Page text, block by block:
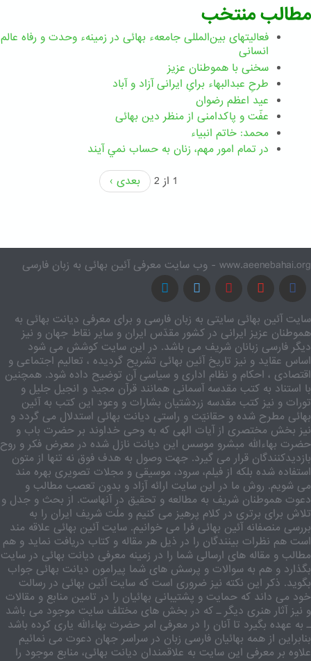
مطالب منتخب
فعالیتهای بین‌المللی جامعهء بهائی در زمینهء وحدت و رفاه عالم
انسانی
سخنی با هموطنان عزیز
طرحِ عبدالبهاء برایِ ایرانی آزاد و آباد
عید اعظم رضوان
عفّت و پاکدامنی از منظر دین بهائی
محمد: خاتم انبیاء
در تمام امور مهم،‌ زنان به حساب نمي آيند
1 از 2
بعدی ›
www.aeenebahai.org - وب سایت معرفی آئین بهائی به زبان فارسی
سایت آئین بهائی سایتی به زبان فارسی و برای معرفی دیانت بهائی به
هموطنان عزیز ایرانی در کشور مقدّس ایران و سایر نقاط جهان و نیز
دیگر فارسی زبانان شریف می باشد. در این سایت کوشش می شود
اساس عقاید و نیز تاریخ آئین بهائی تشریح گردیده ، تعالیم اجتماعی و
اقتصادی ، احکام و نظام اداری و سیاسی آن توضیح داده شود. همچنین
با استناد به کتب مقدسه آسمانی همانند قرآن مجید و انجیل جلیل و
تورات و نیز کتب مقدسه زردشتیان بشارات و وعود این کتب به آئین
بهائی مطرح شده و حقانیّت و راستی دیانت بهائی استدلال می گردد و
نیز بخش مختصری از آیات الهی که به وحی خداوند بر حضرت باب و
حضرت بهاءالله مبشرو موسس این دیانت نازل شده در معرض فکر و روح
بازدیدکنندگان قرار می گیرد. جهت وصول به هدف فوق نه تنها از متون
استفاده شده بلکه از فیلم، سرود، موسیقی و مجلات تصویری بهره مند
می شویم. روش ما در این سایت ارائه آزاد و بدون تعصب مطالب و
دعوت هموطنان شریف به مطالعه و تحقیق در آنهاست. از بحث و جدل و
تلاش برای برتری در کلام پرهیز می کنیم و ملّت شریف ایران را به
بررسی منصفانه آئین بهائی فرا می خوانیم. سایت آئین بهائی علاقه مند
است هم نظرات بینندگان را در ذیل هر مقاله و کتاب دریافت نماید و هم
مطالب و مقاله های ارسالی شما را در زمینه معرفی دیانت بهائی در سایت
بگذارد و هم به سوالات و پرسش های شما پیرامون دیانت بهائی جواب
بگوید. ذکر این نکته نیز ضروری است که سایت آئین بهائی در رسالت
خود می داند که حمایت و پشتیبانی بهائیان را در تامین منابع و مقالات
و نیز آثار هنری دیگر ـ که در بخش های مختلف سایت موجود می باشد
ـ به عهده بگیرد تا آنان را در معرفی امر حضرت بهاءالله یاری کرده باشد
بنابراین از همه بهائیان فارسی زبان در سراسر جهان دعوت می نمائیم
علاوه بر معرفی این سایت به علاقمندان دیانت بهائی، منابع موجود را